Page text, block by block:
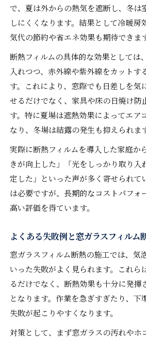
で、夏は外からの熱気を遮断し、冬は
しにくくなります。結果として冷暖房
気代の節約や省エネ効果も期待できます
断熱フィルムの具体的な効果としては
入れつつ、赤外線や紫外線をカットす
す。これにより、窓際でも日差しを気
せるだけでなく、家具や床の日焼け防
す。特に夏場は遮熱効果によってエア
なり、冬場は結露の発生も抑えられます
実際に断熱フィルムを導入した家庭か
きが向上した」「光をしっかり取り入
定した」といった声が多く寄せられて
は必要ですが、長期的なコストパフォ
高い評価を得ています。
よくある失敗例と窓ガラスフィルム
窓ガラスフィルム断熱の施工では、気
いった失敗がよく見られます。これら
るだけでなく、断熱効果も十分に発揮
となります。作業を急ぎすぎたり、下
失敗が起こりやすくなります。
対策として、まず窓ガラスの汚れやホ